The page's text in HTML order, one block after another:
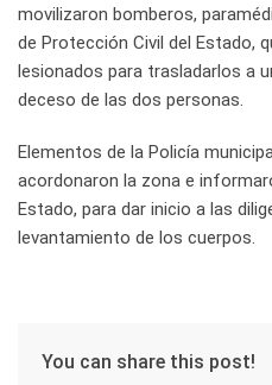
movilizaron bomberos,
de Protección Civil del Estado,
lesionados para trasladarlos a
deceso de las dos personas.
Elementos de la Policía
acordonaron la zona e
Estado, para dar inicio a las
levantamiento de los cuerpos.
You can share this post!